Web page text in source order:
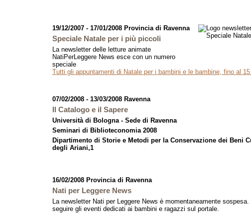
19/12/2007 - 17/01/2008 Provincia di Ravenna
Speciale Natale per i più piccoli
La newsletter delle letture animate
NatiPerLeggere News esce con un numero
speciale
Tutti gli appuntamenti di Natale per i bambini e le bambine, fino al
07/02/2008 - 13/03/2008 Ravenna
Il Catalogo e il Sapere
Università di Bologna - Sede di Ravenna
Seminari di Biblioteconomia 2008
Dipartimento di Storie e Metodi per la Conservazione dei Beni
degli Ariani,1
16/02/2008 Provincia di Ravenna
Nati per Leggere News
La newsletter Nati per Leggere News è momentaneamente
seguire gli eventi dedicati ai bambini e ragazzi sul portale.